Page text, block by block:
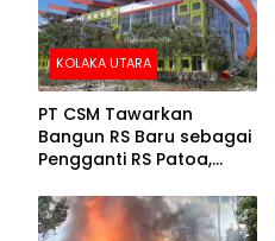
KOLAKA UTARA
PT CSM Tawarkan
Bangun RS Baru sebagai
Pengganti RS Patoa,
Kolut